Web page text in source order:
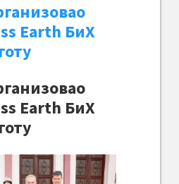
Earth БиХ
Earth БиХ